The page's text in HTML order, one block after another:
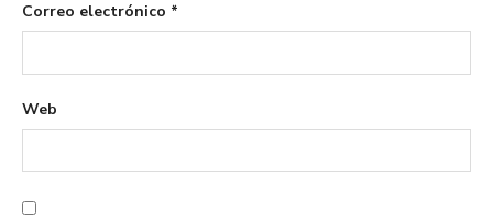
Correo electrónico *
Web